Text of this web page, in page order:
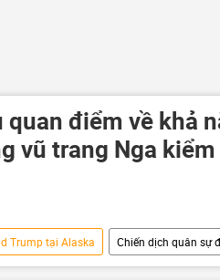
quan điểm về khả
vũ trang Nga
Trump tại Alaska
Chiến dịch quân sự
xung đột quân sự xung đột